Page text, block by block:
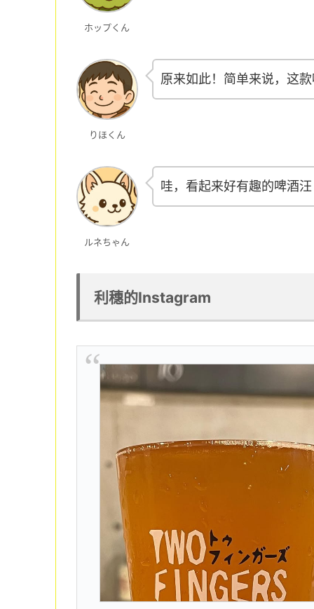
ホップくん
りほくん
原来如此！简单来说，这
ルネちゃん
哇，看起来好有趣的啤酒
利穗的Instagram